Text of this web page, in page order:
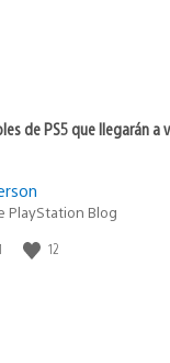
de PS5 que llegarán a
PlayStation Blog
12